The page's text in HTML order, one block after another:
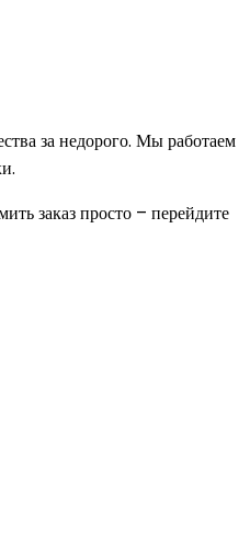
за недорого. Мы работаем
заказ просто – перейдите